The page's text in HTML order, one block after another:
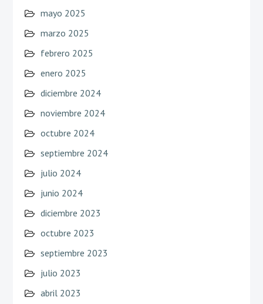
mayo 2025
marzo 2025
febrero 2025
enero 2025
diciembre 2024
noviembre 2024
octubre 2024
septiembre 2024
julio 2024
junio 2024
diciembre 2023
octubre 2023
septiembre 2023
julio 2023
abril 2023